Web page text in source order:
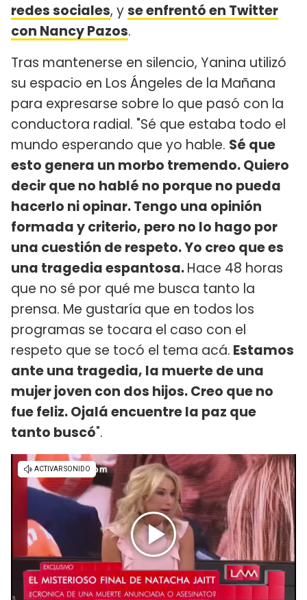
redes sociales, yse enfrentó en Twitter
con Nancy Pazos.
Tras mantenerse en silencio, Yanina utilizó
su espacio en Los Ángeles de la Mañana
para expresarse sobre lo que pasó con la
conductora radial. "Sé que estaba todo el
mundo esperando que yo hable. Sé que
esto genera un morbo tremendo. Quiero
decir que no hablé no porque no pueda
hacerlo ni opinar. Tengo una opinión
formada y criterio, pero no lo hago por
una cuestión de respeto. Yo creo que es
una tragedia espantosa.Hace 48 horas
que no sé por qué me busca tanto la
prensa. Me gustaría que en todos los
programas se tocara el caso con el
respeto que se tocó el tema acá. Estamos
ante una tragedia, la muerte de una
mujer joven con dos hijos. Creo que no
fue feliz. Ojalá encuentre la paz que
tanto buscó".